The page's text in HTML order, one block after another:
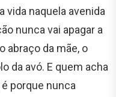
vida naquela avenida
nunca vai apagar a
abraço da mãe, o
da avó. E quem acha
porque nunca